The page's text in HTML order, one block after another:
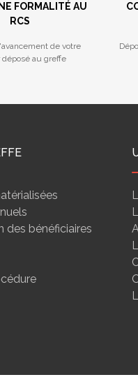
FORMALITÉ AU
RCS
de votre
déposé au greffe
des bénéficiaires